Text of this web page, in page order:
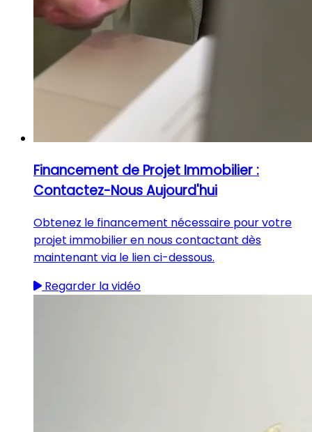
Financement de Projet Immobilier :
Contactez-Nous Aujourd'hui
Obtenez le financement nécessaire pour votre
projet immobilier en nous contactant dès
maintenant via le lien ci-dessous.
Regarder la vidéo